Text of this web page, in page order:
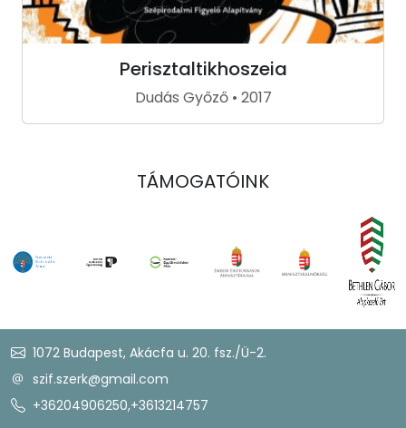
Perisztaltikhoszeia
Dudás Győző • 2017
TÁMOGATÓINK
1072 Budapest, Akácfa u. 20. fsz./Ü-2.
szif.szerk@gmail.com
+36204906250,+3613214757